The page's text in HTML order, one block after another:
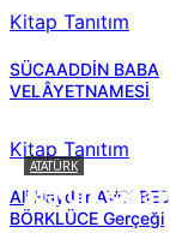
Kitap Tanıtım
SÜCAADDİN BABA
VELÂYETNAMESİ
Kitap Tanıtım
Ali Haydar AVCI
BÖRKLÜCE Gerçeği
ATATÜRK
Atatürk sana